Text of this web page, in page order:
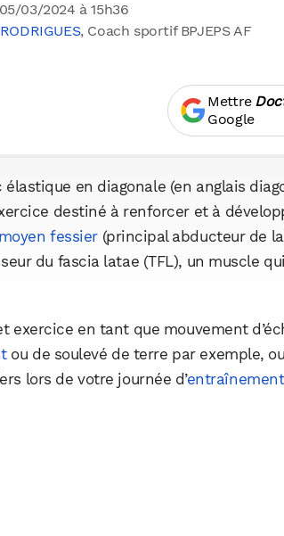
03/2024 à 15h36
, Coach sportif BPJEPS AF
Mettre
Google
élastique en diagonale (en anglais
destiné à renforcer et à
moyen fessier(principal abducteur de
du fascia latae (TFL), un muscle
exercice en tant que mouvement
ou de soulevé de terre par exemple,
lors de votre journée d’